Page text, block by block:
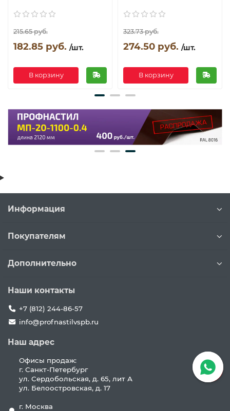
215.65 руб.
182.85 руб. /шт.
В корзину
323.73 руб.
274.50 руб. /шт.
В корзину
Информация
Покупателям
Дополнительно
Наши контакты
+7 (812) 244-86-57
info@profnastilvspb.ru
Наш адрес
Офисы продаж:
г. Санкт-Петербург
ул. Сердобольская, д. 65, лит А
ул. Белоостровская, д. 17
г. Москва